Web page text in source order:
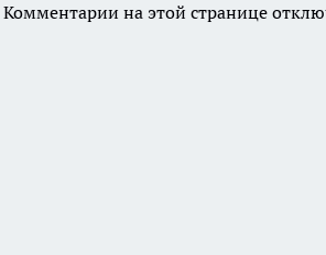
Комментарии на этой странице